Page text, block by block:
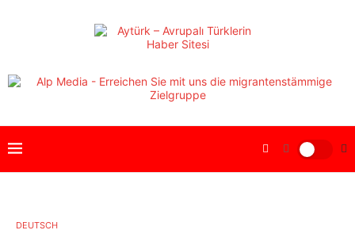
DEUTSCH